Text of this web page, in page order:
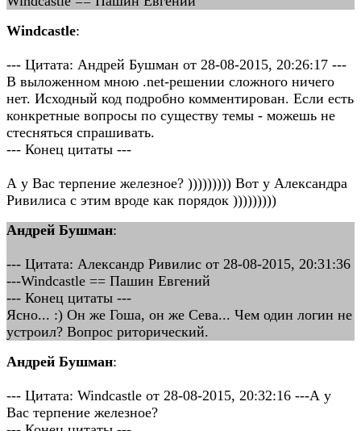
Windcastle:
--- Цитата: Андрей Бушман от 28-08-2015, 20:26:17 ---
В выложенном мною .net-решении сложного ничего
нет. Исходный код подробно комментирован. Если есть
конкретные вопросы по существу темы - можешь не
стесняться спрашивать.
--- Конец цитаты ---
А у Вас терпение железное? ))))))))) Вот у Александра
Ривилиса с этим вроде как порядок )))))))))
Андрей Бушман:
--- Цитата: Александр Ривилис от 28-08-2015, 20:31:36
---Windcastle == Пашин Евгений
--- Конец цитаты ---
Ясно... :) Он же Гоша, он же Сева... Чем один логин не
устроил? Вопрос риторический.
Андрей Бушман:
--- Цитата: Windcastle от 28-08-2015, 20:32:16 ---А у
Вас терпение железное?